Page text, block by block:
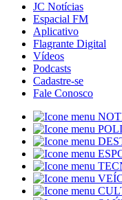
JC Notícias
Espacial FM
Aplicativo
Flagrante Digital
Vídeos
Podcasts
Cadastre-se
Fale Conosco